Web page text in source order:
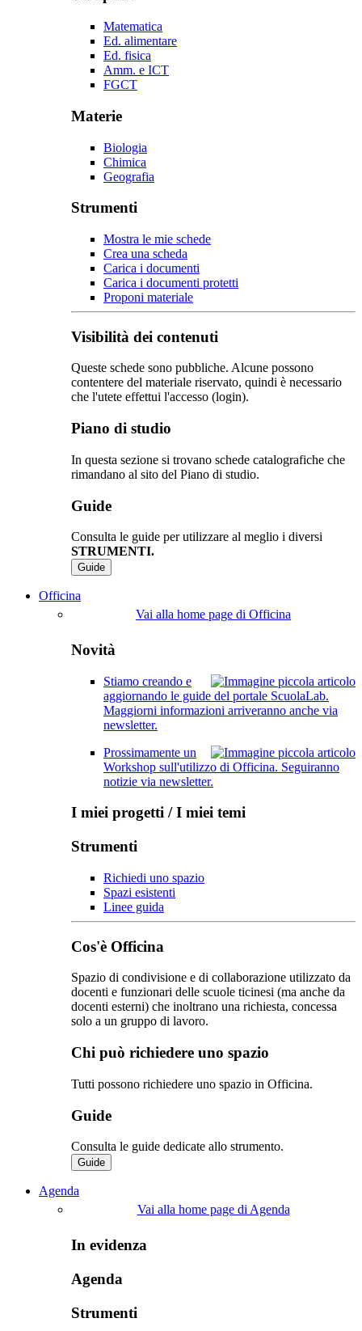
Matematica
Ed. alimentare
Ed. fisica
Amm. e ICT
FGCT
Materie
Biologia
Chimica
Geografia
Strumenti
Mostra le mie schede
Crea una scheda
Carica i documenti
Carica i documenti protetti
Proponi materiale
Visibilità dei contenuti
Queste schede sono pubbliche. Alcune possono
contentere del materiale riservato, quindi è necessario
che l'utete effettui l'accesso (login).
Piano di studio
In questa sezione si trovano schede catalografiche che
rimandano al sito del Piano di studio.
Guide
Consulta le guide per utilizzare al meglio i diversi
STRUMENTI.
Guide
Officina
Vai alla home page di Officina
Novità
Stiamo creando e
aggiornando le guide del portale ScuolaLab.
Maggiorni informazioni arriveranno anche via
newsletter.
Prossimamente un
Workshop sull'utilizzo di Officina. Seguiranno
notizie via newsletter.
I miei progetti / I miei temi
Strumenti
Richiedi uno spazio
Spazi esistenti
Linee guida
Cos'è Officina
Spazio di condivisione e di collaborazione utilizzato da
docenti e funzionari delle scuole ticinesi (ma anche da
docenti esterni) che inoltrano una richiesta, concessa
solo a un gruppo di lavoro.​
Chi può richiedere uno spazio
Tutti possono richiedere uno spazio in Officina.
Guide
Consulta le guide dedicate allo strumento.
Guide
Agenda
Vai alla home page di Agenda
In evidenza
Agenda
Strumenti